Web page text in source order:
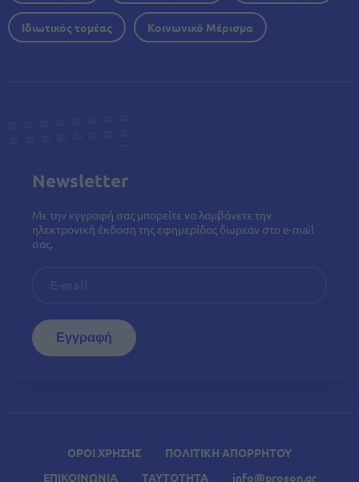
ΟΡΟΙ ΧΡΗΣΗΣ
ΠΟΛΙΤΙΚΗ ΑΠΟΡΡΗΤΟΥ
ΕΠΙΚΟΙΝΩΝΙΑ
ΤΑΥΤΟΤΗΤΑ info@proson.gr
Ιδιωτικός τομέας Κοινωνικό Μέρισμα
Newsletter
Με την εγγραφή σας μπορείτε να λαμβάνετε την
ηλεκτρονική έκδοση της εφημερίδας δωρεάν στο e-mail
σας.